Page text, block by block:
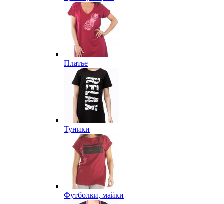
Платье
Туники
Футболки, майки